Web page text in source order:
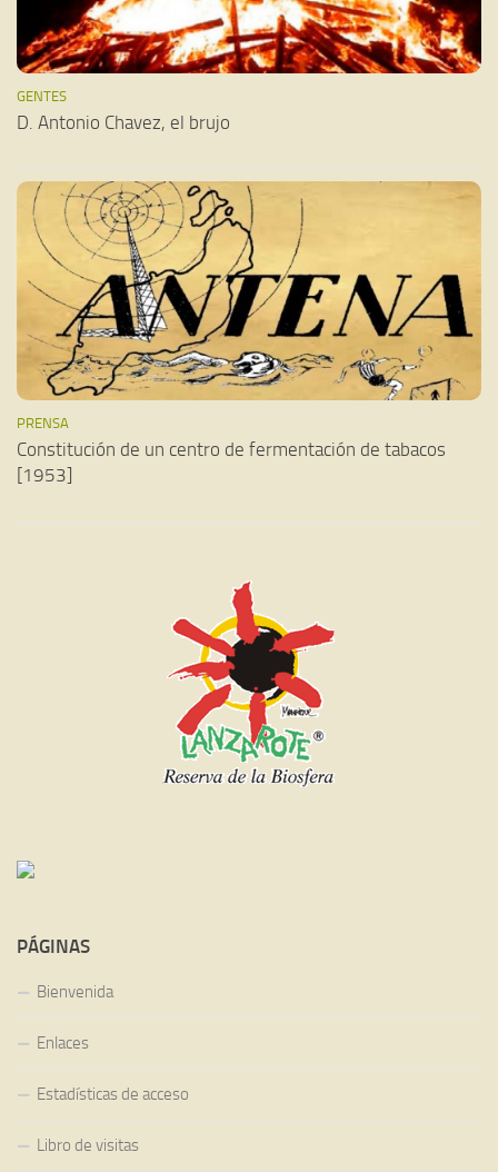
GENTES
D. Antonio Chavez, el brujo
PRENSA
Constitución de un centro de fermentación de tabacos
[1953]
PÁGINAS
Bienvenida
Enlaces
Estadísticas de acceso
Libro de visitas